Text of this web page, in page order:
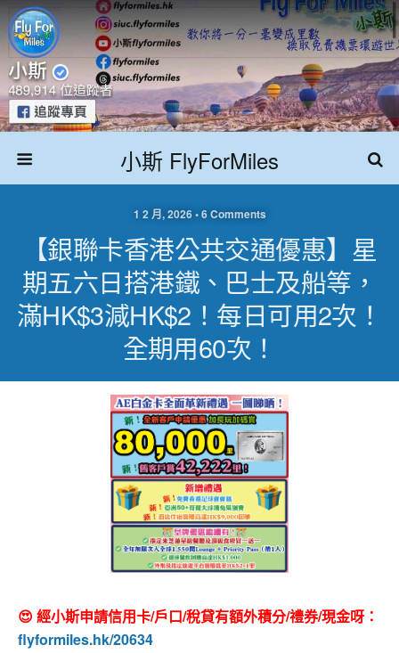
小斯 FlyForMiles
1 2 月, 2026 • 6 Comments
【銀聯卡香港公共交通優惠】星
期五六日搭港鐵、巴士及船等，
滿HK$3減HK$2！每日可用2次！
全期用60次！
😍 經小斯申請信用卡/戶口/稅貸有額外積分/禮券/現金呀：
flyformiles.hk/20634